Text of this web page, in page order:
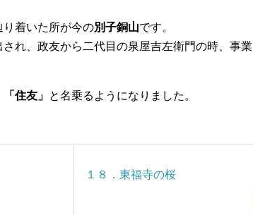
着いた所が今の別子銅山です。
れ、政友から二代目の泉屋吉左衛門の時、事
「住友」 と名乗るようになりました。
１８．東福寺の桜